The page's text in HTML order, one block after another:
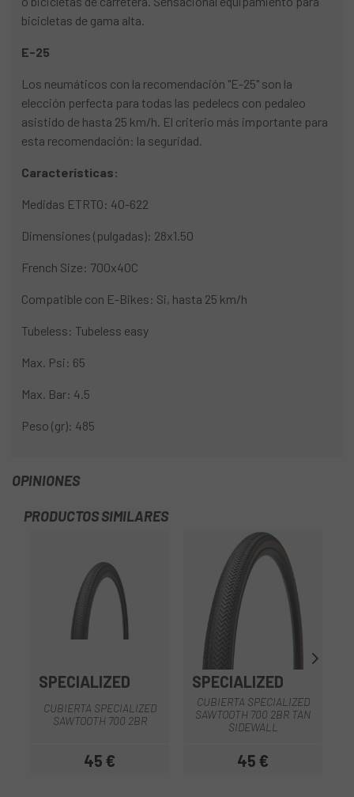
bicicletas de gama alta.
E-25
Los neumáticos con la recomendación "E-25" son la
elección perfecta para todas las pedelecs con pedaleo
asistido de hasta 25 km/h. El criterio más importante para
esta recomendación: la seguridad.
Características:
Medidas ETRTO: 40-622
Dimensiones (pulgadas): 28x1.50
French Size: 700x40C
Compatible con E-Bikes: Si, hasta 25 km/h
Tubeless: Tubeless easy
Max. Psi: 65
Max. Bar: 4.5
Peso (gr): 485
OPINIONES
PRODUCTOS SIMILARES
SPECIALIZED
CUBIERTA SPECIALIZED
SAWTOOTH 700 2BR
Precio
45 €
SPECIALIZED
CUBIERTA SPECIALIZED
SAWTOOTH 700 2BR TAN
SIDEWALL
Precio
45 €